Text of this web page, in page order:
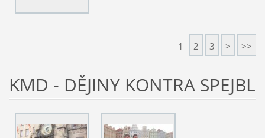
1 2 3 > >>
KMD - DĚJINY KONTRA SPEJBL